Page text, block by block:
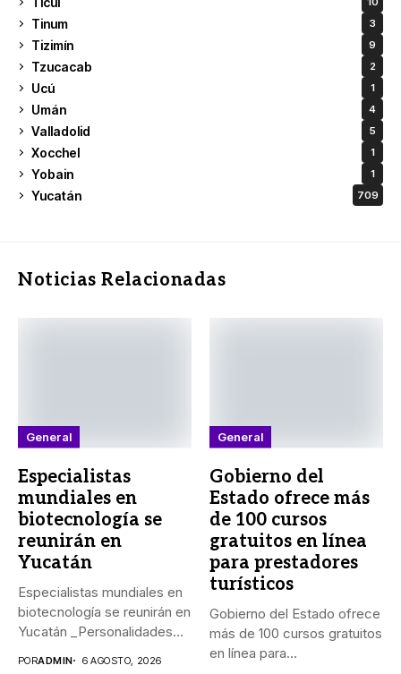
Tinum 3
Tizimín 9
Tzucacab 2
Ucú 1
Umán 4
Valladolid 5
Xocchel 1
Yobain 1
Yucatán 709
Noticias Relacionadas
General
Especialistas
mundiales en
biotecnología se
reunirán en
Yucatán
Especialistas mundiales en
biotecnología se reunirán en
Yucatán _Personalidades
PORADMIN 6 AGOSTO, 2026
General
Gobierno del
Estado ofrece más
de 100 cursos
gratuitos en línea
para prestadores
turísticos
Gobierno del Estado ofrece
más de 100 cursos gratuitos
en línea para...